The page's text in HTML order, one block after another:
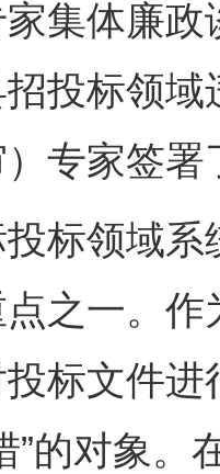
集体廉
投标领
专家签
领域系
之一。
标文件
”的对象